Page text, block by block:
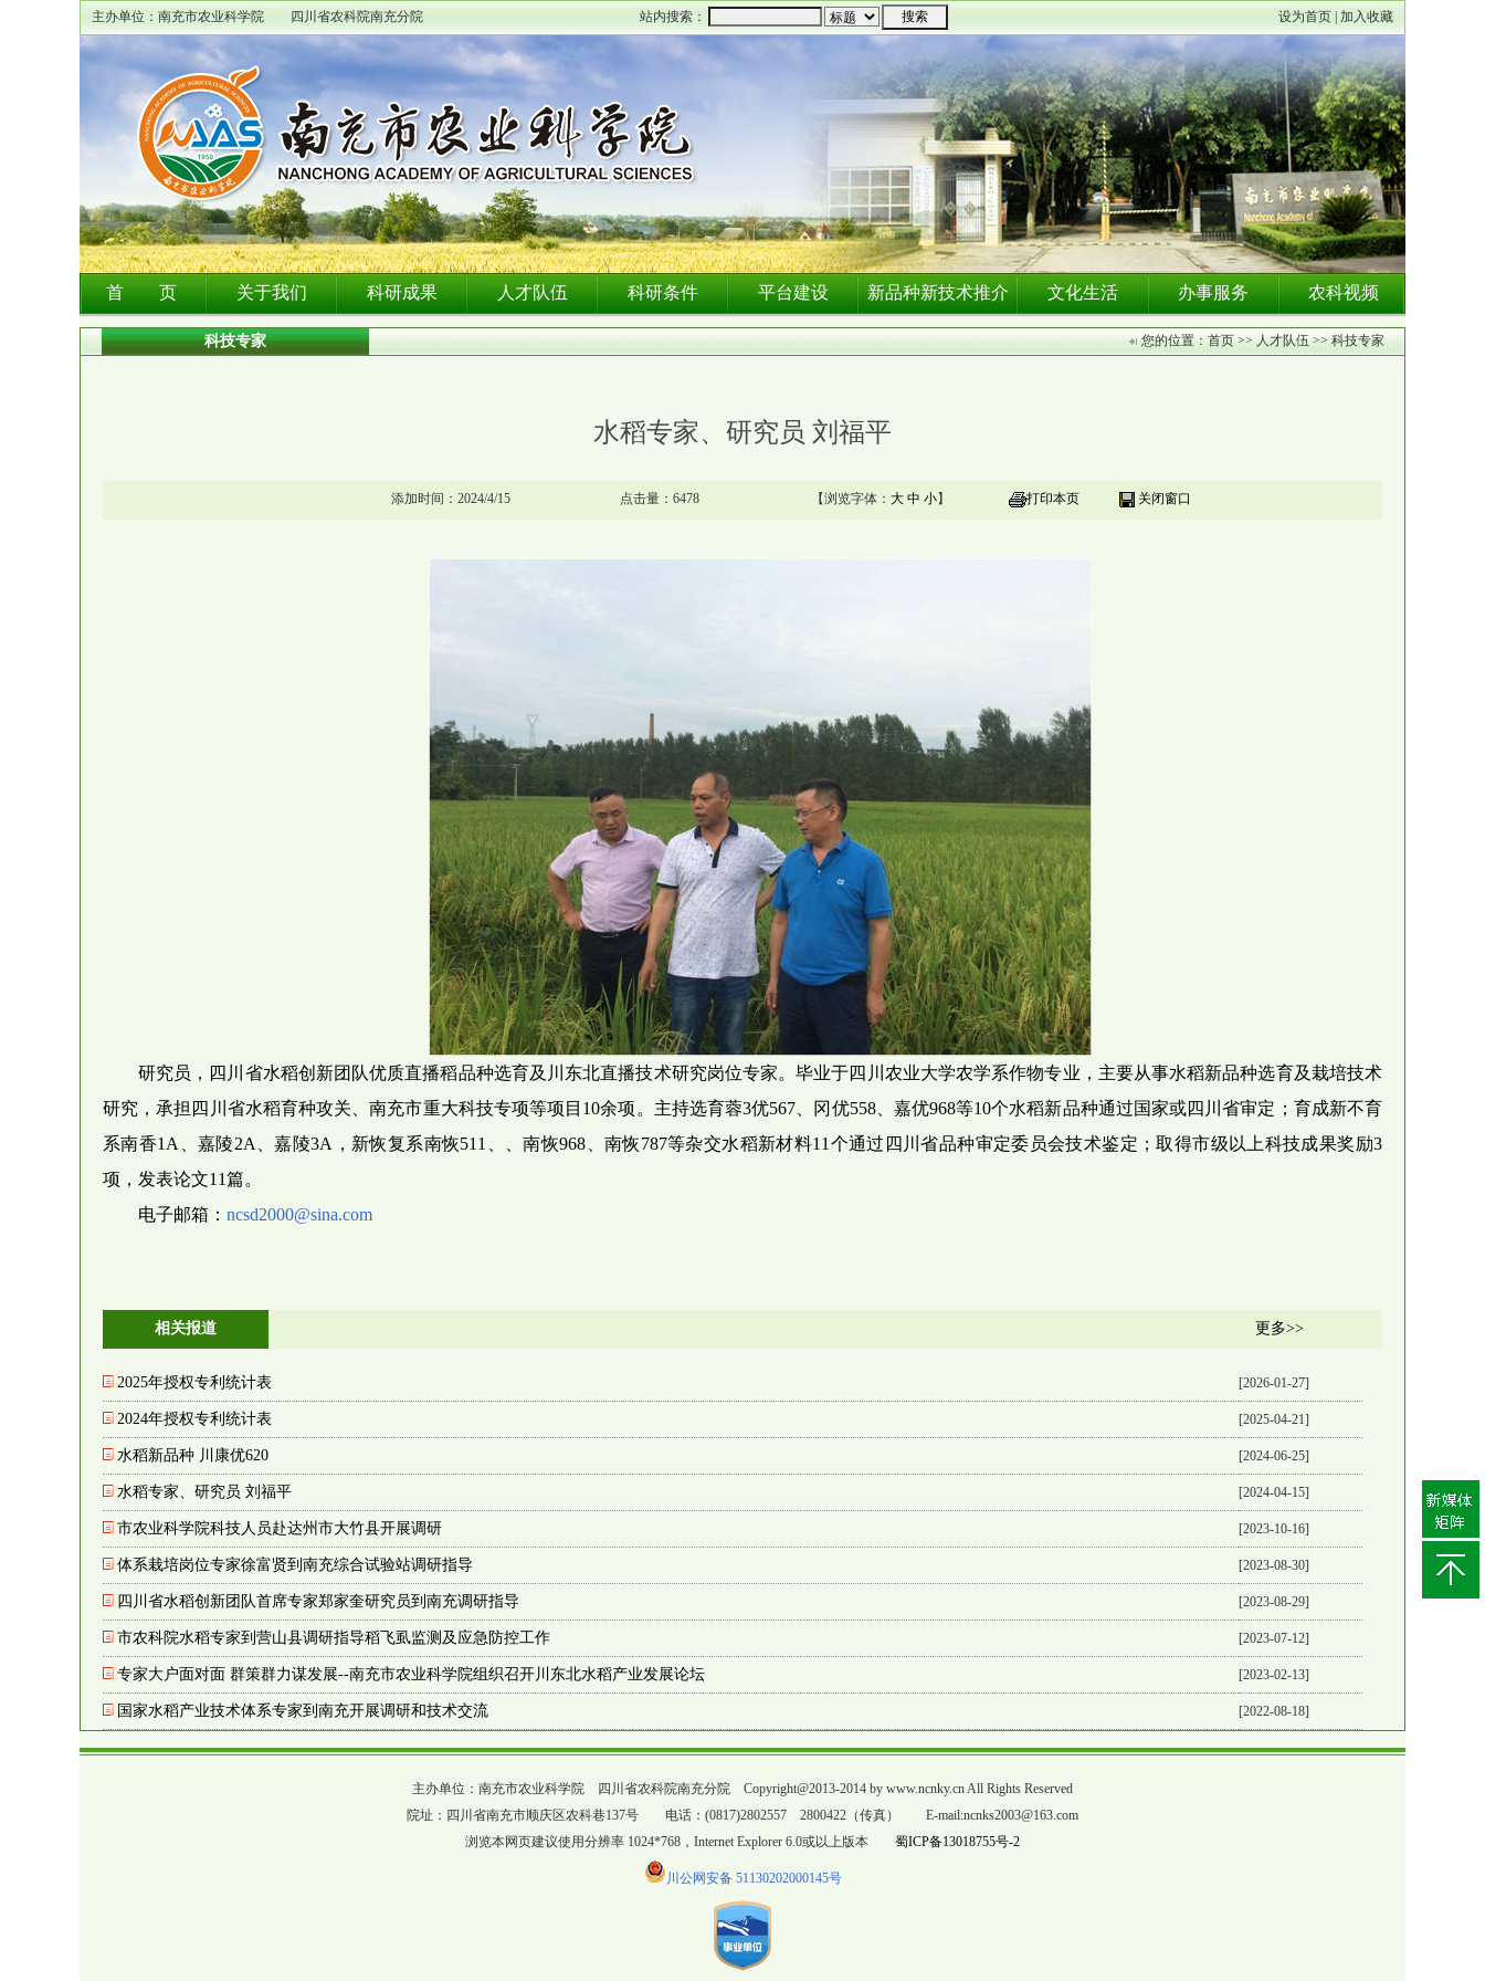
主办单位：南充市农业科学院 四川省农科院南充分院 站内搜索： 设为首页 | 加入收藏
首 页 关于我们 科研成果 人才队伍 科研条件 平台建设 新品种新技术推介 文化生活 办事服务 农科视频
科技专家 您的位置：首页 >> 人才队伍 >> 科技专家
水稻专家、研究员 刘福平
添加时间：2024/4/15 点击量：6478 【浏览字体： 大 中 小】 打印本页 关闭窗口
研究员，四川省水稻创新团队优质直播稻品种选育及川东北直播技术研究岗位专家。毕业于四川农业大学农学系作物专业，主要从事水稻新品种选育及栽培技术
研究，承担四川省水稻育种攻关、南充市重大科技专项等项目10余项。主持选育蓉3优567、冈优558、嘉优968等10个水稻新品种通过国家或四川省审定；育成新不育
系南香1A、嘉陵2A、嘉陵3A，新恢复系南恢511、、南恢968、南恢787等杂交水稻新材料11个通过四川省品种审定委员会技术鉴定；取得市级以上科技成果奖励3
项，发表论文11篇。
电子邮箱： ncsd2000@sina.com
相关报道 更多>>
2025年授权专利统计表 [2026-01-27]
2024年授权专利统计表 [2025-04-21]
水稻新品种 川康优620 [2024-06-25]
水稻专家、研究员 刘福平 [2024-04-15]
市农业科学院科技人员赴达州市大竹县开展调研 [2023-10-16]
体系栽培岗位专家徐富贤到南充综合试验站调研指导 [2023-08-30]
四川省水稻创新团队首席专家郑家奎研究员到南充调研指导 [2023-08-29]
市农科院水稻专家到营山县调研指导稻飞虱监测及应急防控工作 [2023-07-12]
专家大户面对面 群策群力谋发展--南充市农业科学院组织召开川东北水稻产业发展论坛 [2023-02-13]
国家水稻产业技术体系专家到南充开展调研和技术交流 [2022-08-18]
主办单位：南充市农业科学院 四川省农科院南充分院 Copyright@2013-2014 by www.ncnky.cn All Rights Reserved
院址：四川省南充市顺庆区农科巷137号 电话：(0817)2802557 2800422（传真） E-mail:ncnks2003@163.com
浏览本网页建议使用分辨率 1024*768，Internet Explorer 6.0或以上版本 蜀ICP备13018755号-2
川公网安备 51130202000145号